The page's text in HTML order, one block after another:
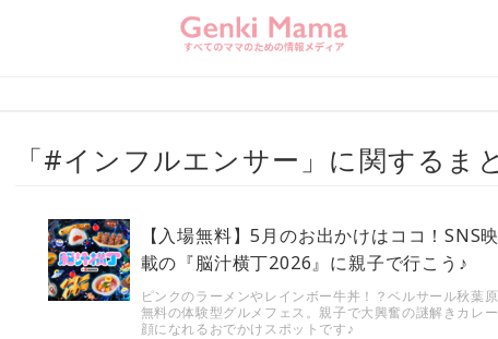
「#インフルエンサー」に関するま
【入場無料】5月のお出かけはココ！SNS
載の『脳汁横丁2026』に親子で行こう♪
ピンクのラーメンやレインボー牛丼！？ベルサール秋葉
無料の体験型グルメフェス。親子で大興奮の謎解きカレ
顔になれるおでかけスポットです♪